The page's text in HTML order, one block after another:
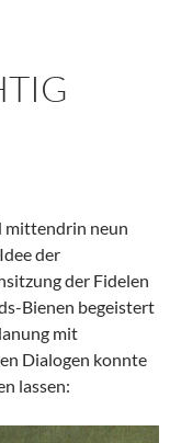
mittendrin neun
der
der Fidelen
Bienen begeistert
mit
Dialogen konnte
lassen: